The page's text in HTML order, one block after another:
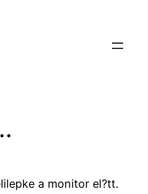
a monitor el?tt.